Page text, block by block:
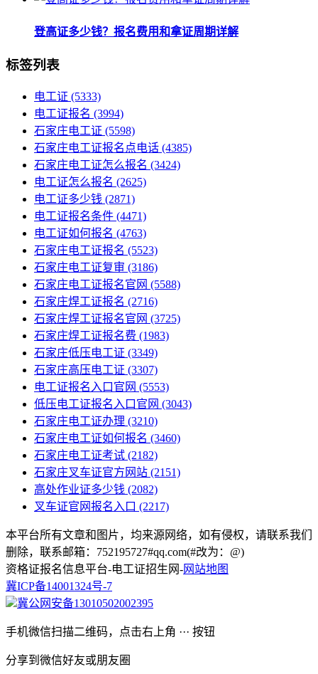
登高证多少钱？报名费用和拿证周期详解
标签列表
电工证 (5333)
电工证报名 (3994)
石家庄电工证 (5598)
石家庄电工证报名点电话 (4385)
石家庄电工证怎么报名 (3424)
电工证怎么报名 (2625)
电工证多少钱 (2871)
电工证报名条件 (4471)
电工证如何报名 (4763)
石家庄电工证报名 (5523)
石家庄电工证复审 (3186)
石家庄电工证报名官网 (5588)
石家庄焊工证报名 (2716)
石家庄焊工证报名官网 (3725)
石家庄焊工证报名费 (1983)
石家庄低压电工证 (3349)
石家庄高压电工证 (3307)
电工证报名入口官网 (5553)
低压电工证报名入口官网 (3043)
石家庄电工证办理 (3210)
石家庄电工证如何报名 (3460)
石家庄电工证考试 (2182)
石家庄叉车证官方网站 (2151)
高处作业证多少钱 (2082)
叉车证官网报名入口 (2217)
本平台所有文章和图片，均来源网络，如有侵权，请联系我们
删除，联系邮箱：752195727#qq.com(#改为：@)
资格证报名信息平台-电工证招生网-网站地图
冀ICP备14001324号-7
冀公网安备13010502002395
手机微信扫描二维码，点击右上角 ··· 按钮
分享到微信好友或朋友圈